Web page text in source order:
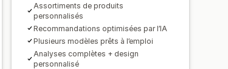
Assortiments de produits
personnalisés
Recommandations optimisées par l’IA
Plusieurs modèles prêts à l’emploi
Analyses complètes + design
personnalisé